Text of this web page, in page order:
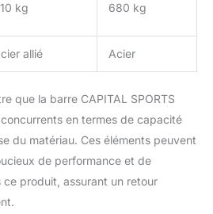
kg 680 kg
allié Acier
que la barre CAPITAL SPORTS
en termes de capacité
du matériau. Ces éléments peuvent
de performance et de
produit, assurant un retour